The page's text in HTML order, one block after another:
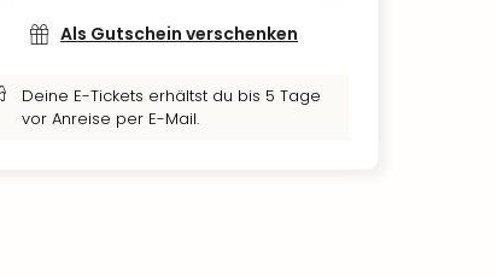
Als Gutschein verschenken
Deine E-Tickets erhältst du bis 5 Tage
vor Anreise per E-Mail.